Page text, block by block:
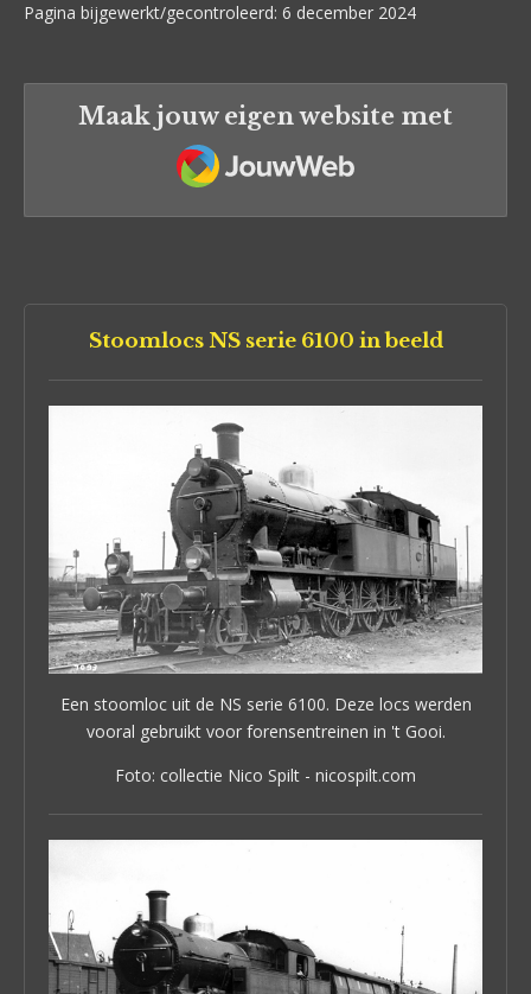
Pagina bijgewerkt/gecontroleerd: 6 december 2024
Maak jouw eigen website met
JouwWeb
Stoomlocs NS serie 6100 in beeld
Een stoomloc uit de NS serie 6100. Deze locs werden
vooral gebruikt voor forensentreinen in 't Gooi.
Foto: collectie Nico Spilt - nicospilt.com